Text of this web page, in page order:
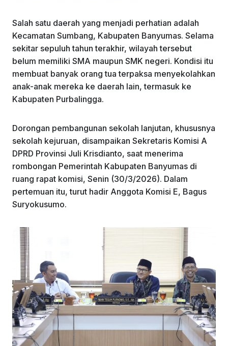
Salah satu daerah yang menjadi perhatian adalah
Kecamatan Sumbang, Kabupaten Banyumas. Selama
sekitar sepuluh tahun terakhir, wilayah tersebut
belum memiliki SMA maupun SMK negeri. Kondisi itu
membuat banyak orang tua terpaksa menyekolahkan
anak-anak mereka ke daerah lain, termasuk ke
Kabupaten Purbalingga.
Dorongan pembangunan sekolah lanjutan, khususnya
sekolah kejuruan, disampaikan Sekretaris Komisi A
DPRD Provinsi Juli Krisdianto, saat menerima
rombongan Pemerintah Kabupaten Banyumas di
ruang rapat komisi, Senin (30/3/2026). Dalam
pertemuan itu, turut hadir Anggota Komisi E, Bagus
Suryokusumo.